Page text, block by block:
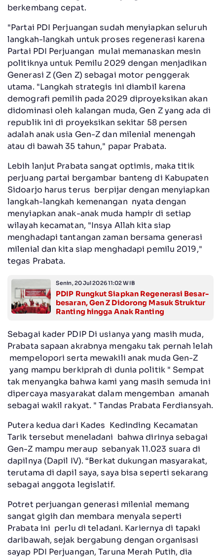
berkembang cepat.
"Partai PDI Perjuangan sudah menyiapkan seluruh
langkah-langkah untuk proses regenerasi karena
Partai PDI Perjuangan mulai memanaskan mesin
politiknya untuk Pemilu 2029 dengan menjadikan
Generasi Z (Gen Z) sebagai motor penggerak
utama. "Langkah strategis ini diambil karena
demografi pemilih pada 2029 diproyeksikan akan
didominasi oleh kalangan muda, Gen Z yang ada di
republik ini di proyeksikan sekitar 58 persen
adalah anak usia Gen-Z dan milenial menengah
atau di bawah 35 tahun," papar Prabata.
Lebih lanjut Prabata sangat optimis, maka titik
perjuang partai bergambar banteng di Kabupaten
Sidoarjo harus terus berpijar dengan menyiapkan
langkah-langkah kemenangan nyata dengan
menyiapkan anak-anak muda hampir di setiap
wilayah kecamatan, "Insya Allah kita siap
menghadapi tantangan zaman bersama generasi
milenial dan kita siap menghadapi pemilu 2019,"
tegas Prabata.
Senin, 20 Jul 2026 11:02 WIB
PDIP Rungkut Siapkan Regenerasi Besar-
besaran, Gen Z Didorong Masuk Struktur
Ranting hingga Anak Ranting
Sebagai kader PDIP Di usianya yang masih muda,
Prabata sapaan akrabnya mengaku tak pernah lelah
mempelopori serta mewakili anak muda Gen-Z
yang mampu berkiprah di dunia politik " Sempat
tak menyangka bahwa kami yang masih semuda ini
dipercaya masyarakat dalam mengemban amanah
sebagai wakil rakyat. " Tandas Prabata Ferdiansyah.
Putera kedua dari Kades Kedinding Kecamatan
Tarik tersebut meneladani bahwa dirinya sebagai
Gen-Z mampu meraup sebanyak 11.023 suara di
dapilnya (Dapil IV). “Berkat dukungan masyarakat,
terutama di dapil saya, saya bisa seperti sekarang
sebagai anggota legislatif.
Potret perjuangan generasi milenial memang
sangat gigih dan membara menyala seperti
Prabata ini perlu di teladani. Kariernya di tapaki
daribawah, sejak bergabung dengan organisasi
sayap PDI Perjuangan, Taruna Merah Putih, dia